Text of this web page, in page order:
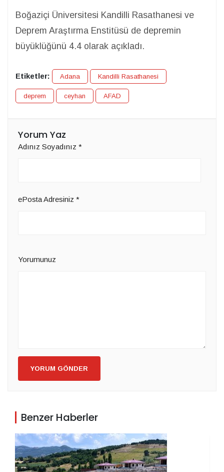
Boğaziçi Üniversitesi Kandilli Rasathanesi ve
Deprem Araştırma Enstitüsü de depremin
büyüklüğünü 4.4 olarak açıkladı.
Etiketler: Adana Kandilli Rasathanesi
deprem ceyhan AFAD
Yorum Yaz
Adınız Soyadınız *
ePosta Adresiniz *
Yorumunuz
YORUM GÖNDER
Benzer Haberler